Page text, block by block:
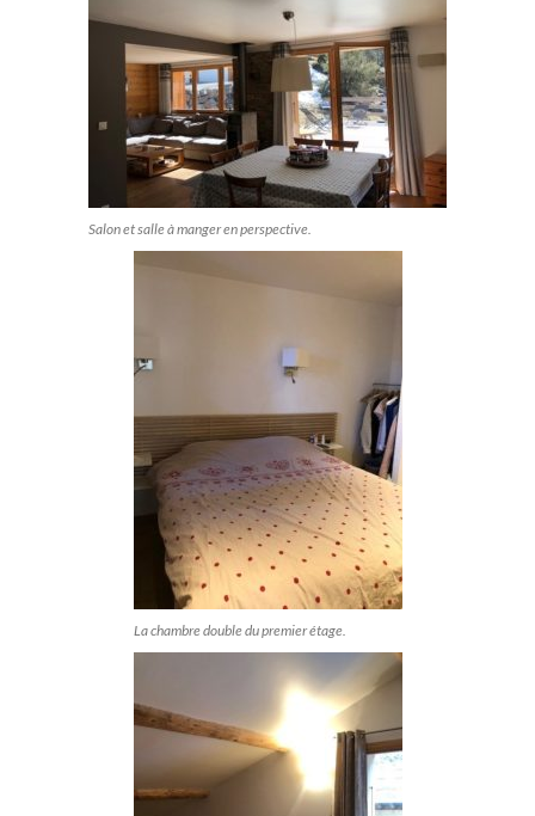
Salon et salle à manger en perspective.
La chambre double du premier étage.